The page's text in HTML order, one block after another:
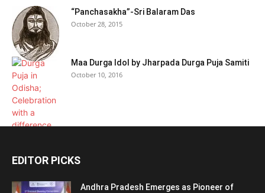
“Panchasakha”-Sri Balaram Das
October 28, 2015
Maa Durga Idol by Jharpada Durga Puja Samiti
October 10, 2016
EDITOR PICKS
Andhra Pradesh Emerges as Pioneer of